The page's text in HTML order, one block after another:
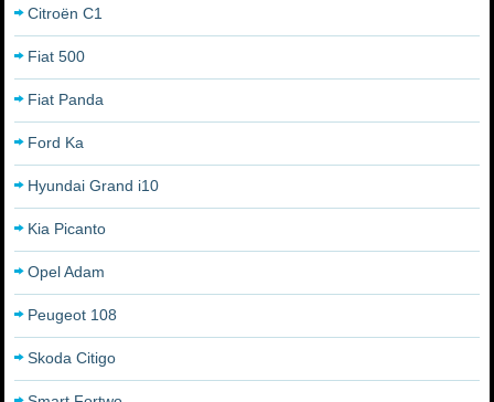
Citroën C1
Fiat 500
Fiat Panda
Ford Ka
Hyundai Grand i10
Kia Picanto
Opel Adam
Peugeot 108
Skoda Citigo